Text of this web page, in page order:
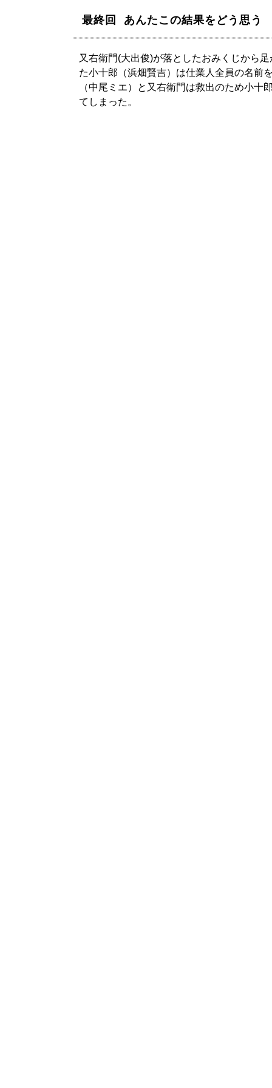
最終回 あんたこの結果をどう思う
又右衛門(大出俊)が落としたおみくじから
た小十郎（浜畑賢吉）は仕業人全員の名前
（中尾ミエ）と又右衛門は救出のため小
てしまった。